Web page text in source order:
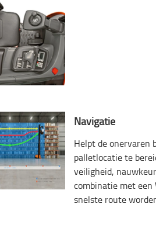
Navigatie
Helpt de onervaren
palletlocatie te
veiligheid,
combinatie met een
snelste route